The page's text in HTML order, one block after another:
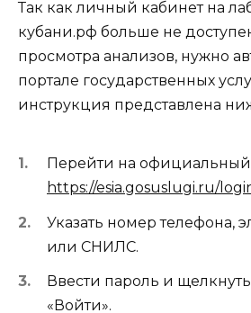
Так как личный кабинет на
кубани.рф больше не
просмотра анализов, нужно
портале государственных
инструкция представлена
Перейти на официальный
https://esia.gosuslugi.ru/
Указать номер телефона,
или СНИЛС.
Ввести пароль и
«Войти».